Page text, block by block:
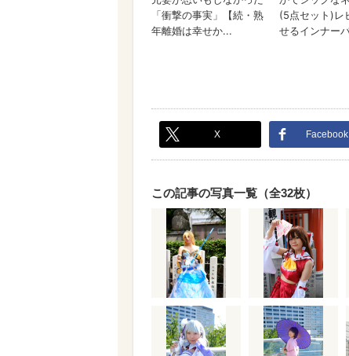
X Facebook
この記事の写真一覧（全32枚）